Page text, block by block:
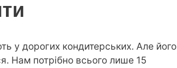
у дорогих кондитерських. Але його
Нам потрібно всього лише 15